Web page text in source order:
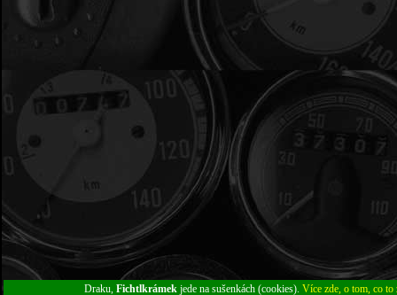
Draku, Fichtlkrámek jede na sušenkách (cookies). Více zde, o tom, co to